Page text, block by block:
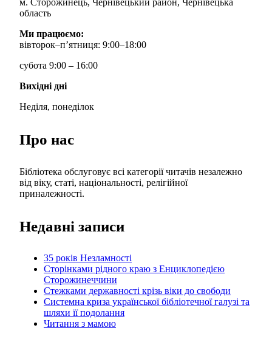
область
Ми працюємо:
вівторок–п’ятниця: 9:00–18:00
субота 9:00 – 16:00
Вихідні дні
Неділя, понеділок
Про нас
Бібліотека обслуговує всі категорії читачів незалежно
від віку, статі, національності, релігійної
приналежності.
Недавні записи
35 років Незламності
Сторінками рідного краю з Енциклопедією
Сторожинеччини
Стежками державності крізь віки до свободи
Системна криза української бібліотечної галузі та
шляхи її подолання
Читання з мамою